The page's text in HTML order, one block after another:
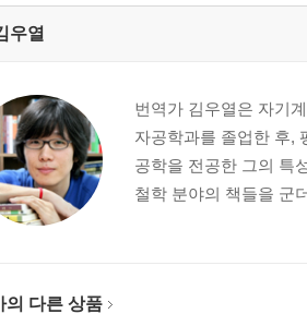
우열
번역가 김우열은 자기
자공학과를 졸업한 후,
공학을 전공한 그의 특
철학 분야의 책들을 군
의 다른 상품